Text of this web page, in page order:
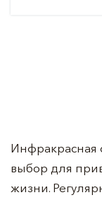
Инфракрасная
выбор для
жизни.